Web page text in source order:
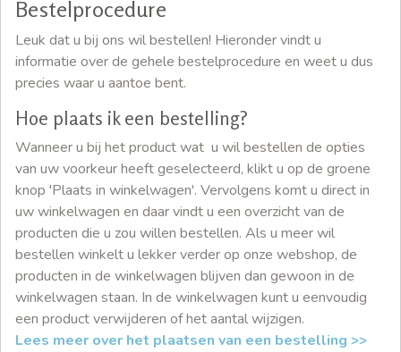
Bestelprocedure
Leuk dat u bij ons wil bestellen! Hieronder vindt u
informatie over de gehele bestelprocedure en weet u dus
precies waar u aantoe bent.
Hoe plaats ik een bestelling?
Wanneer u bij het product wat u wil bestellen de opties
van uw voorkeur heeft geselecteerd, klikt u op de groene
knop 'Plaats in winkelwagen'. Vervolgens komt u direct in
uw winkelwagen en daar vindt u een overzicht van de
producten die u zou willen bestellen. Als u meer wil
bestellen winkelt u lekker verder op onze webshop, de
producten in de winkelwagen blijven dan gewoon in de
winkelwagen staan. In de winkelwagen kunt u eenvoudig
een product verwijderen of het aantal wijzigen.
Lees meer over het plaatsen van een bestelling >>